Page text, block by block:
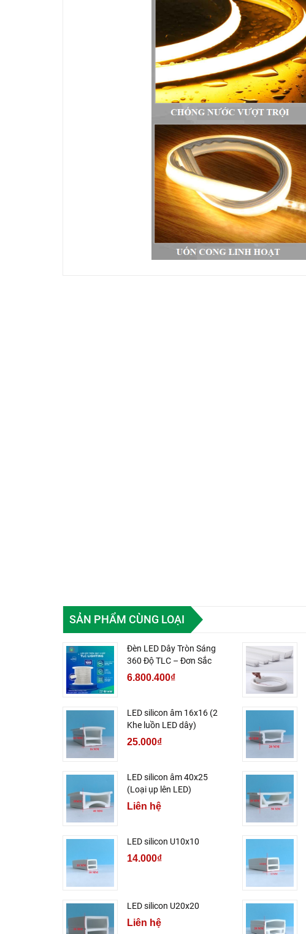
SẢN PHẨM CÙNG LOẠI
Đèn LED Dây Tròn Sáng
360 Độ TLC – Đơn Sắc
6.800.400₫
LED silicon âm 16x16 (2
Khe luồn LED dây)
25.000₫
LED silicon âm 40x25
(Loại ụp lên LED)
Liên hệ
LED silicon U10x10
14.000₫
LED silicon U20x20
Liên hệ